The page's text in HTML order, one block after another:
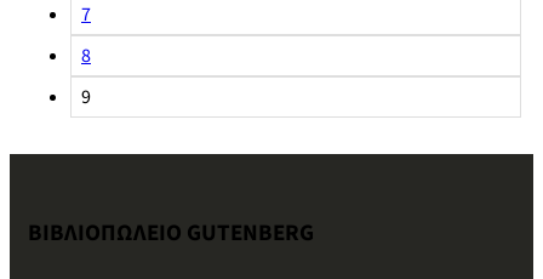
7
8
9
ΒΙΒΛΙΟΠΩΛΕΙΟ GUTENBERG